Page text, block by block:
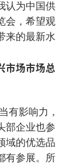
认为中国供
会，希望观
来的最新水
市场市场总
有影响力，
部企业也参
域的优选品
有参展。所